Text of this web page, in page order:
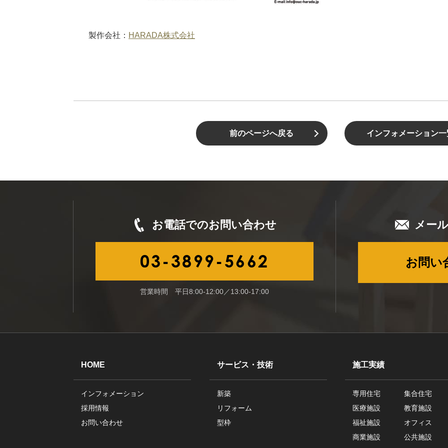
製作会社： HARADA株式会社
前のページへ戻る インフォメーション一
お電話でのお問い合わせ
03-3899-5662
営業時間 平日8:00-12:00／13:00-17:00
メー
お問い
HOME
インフォメーション
採用情報
お問い合わせ
サービス・技術
新築
リフォーム
型枠
施工実績
専用住宅
集合住宅
医療施設
教育施設
福祉施設
オフィス
商業施設
公共施設